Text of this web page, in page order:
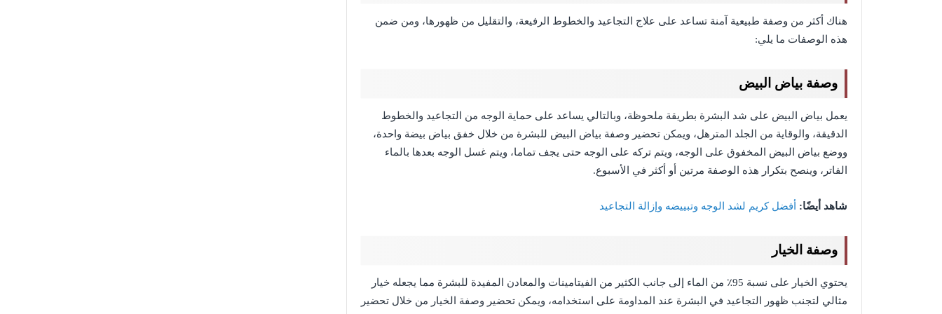
هناك أكثر من وصفة طبيعية آمنة تساعد على علاج التجاعيد والخطوط الرفيعة، والتقليل من ظهورها، ومن ضمن
هذه الوصفات ما يلي:
وصفة بياض البيض
يعمل بياض البيض على شد البشرة بطريقة ملحوظة، وبالتالي يساعد على حماية الوجه من التجاعيد والخطوط
الدقيقة، والوقاية من الجلد المترهل، ويمكن تحضير وصفة بياض البيض للبشرة من خلال خفق بياض بيضة واحدة،
ووضع بياض البيض المخفوق على الوجه، ويتم تركه على الوجه حتى يجف تماما، ويتم غسل الوجه بعدها بالماء
الفاتر، وينصح بتكرار هذه الوصفة مرتين أو أكثر في الأسبوع.
شاهد أيضًا: أفضل كريم لشد الوجه وتبييضه وإزالة التجاعيد
وصفة الخيار
يحتوي الخيار على نسبة 95٪؜ من الماء إلى جانب الكثير من الفيتامينات والمعادن المفيدة للبشرة مما يجعله خيار
مثالي لتجنب ظهور التجاعيد في البشرة عند المداومة على استخدامه، ويمكن تحضير وصفة الخيار من خلال تحضير